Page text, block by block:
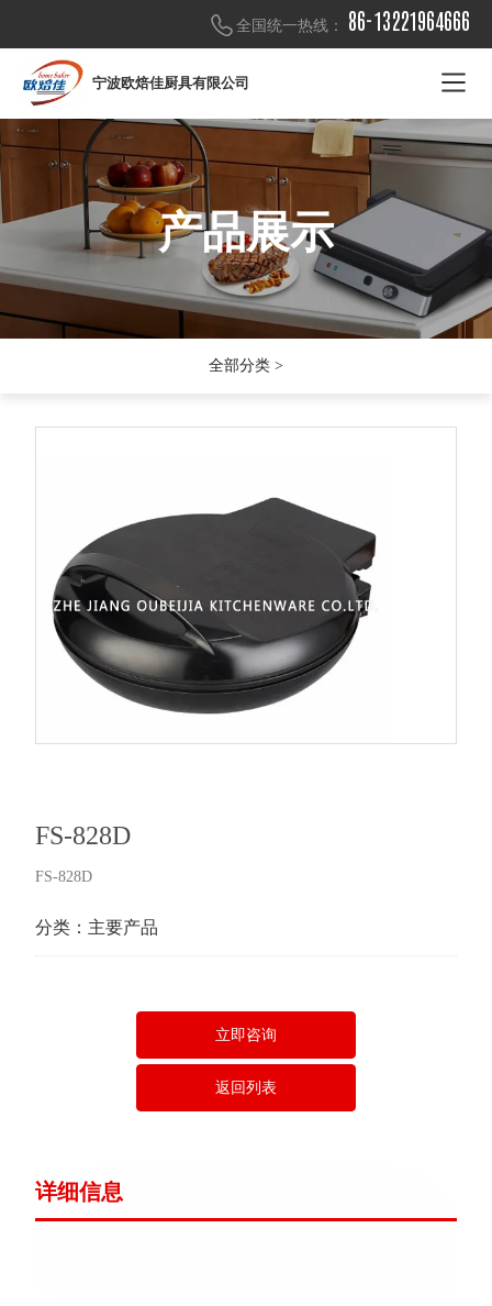
全国统一热线： 86-13221964666
宁波欧焙佳厨具有限公司
产品展示
产品展示
产品展示
全部分类 >
FS-828D
FS-828D
分类： 主要产品
立即咨询
返回列表
详细信息